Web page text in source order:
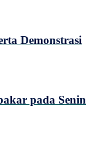
Demonstrasi
pada Senin